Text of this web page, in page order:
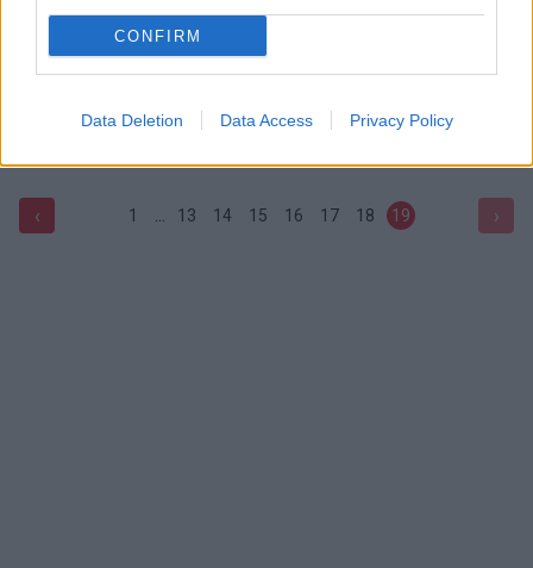
CONFIRM
Data Deletion Data Access Privacy Policy
Nuošliaužos Afganistane aukų skaičius perkopė 2100
‹ 1 ... 13 14 15 16 17 18 19 ›